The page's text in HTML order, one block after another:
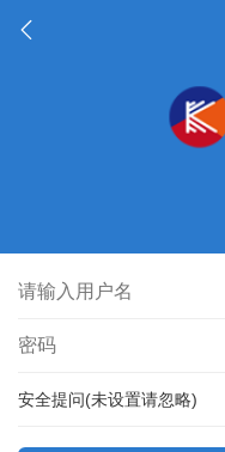
安全提问(未设置请忽略)